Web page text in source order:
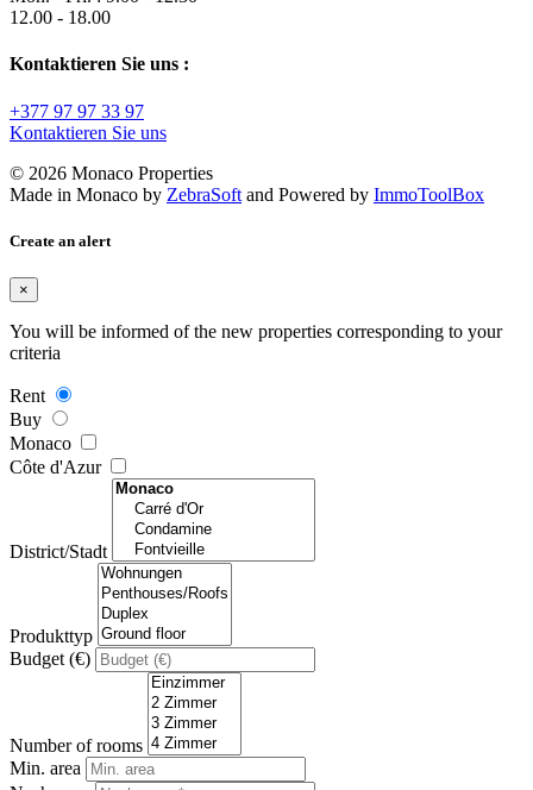
12.00 - 18.00
Kontaktieren Sie uns :
+377 97 97 33 97
Kontaktieren Sie uns
© 2026 Monaco Properties
Made in Monaco by ZebraSoft and Powered by ImmoToolBox
Create an alert
×
You will be informed of the new properties corresponding to your
criteria
Rent
Buy
Monaco
Côte d'Azur
District/Stadt
Produkttyp
Budget (€)
Number of rooms
Min. area